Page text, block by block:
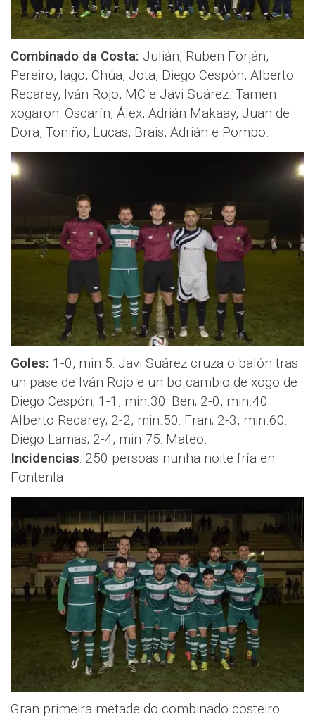
Combinado da Costa: Julián, Ruben Forján,
Pereiro, Iago, Chúa, Jota, Diego Cespón, Alberto
Recarey, Iván Rojo, MC e Javi Suárez. Tamen
xogaron: Oscarín, Álex, Adrián Makaay, Juan de
Dora, Toniño, Lucas, Brais, Adrián e Pombo.
Goles: 1-0, min.5: Javi Suárez cruza o balón tras
un pase de Iván Rojo e un bo cambio de xogo de
Diego Cespón; 1-1, min.30: Ben; 2-0, min.40:
Alberto Recarey; 2-2, min.50: Fran; 2-3, min.60:
Diego Lamas; 2-4, min.75: Mateo.
Incidencias: 250 persoas nunha noite fría en
Fontenla.
Gran primeira metade do combinado costeiro